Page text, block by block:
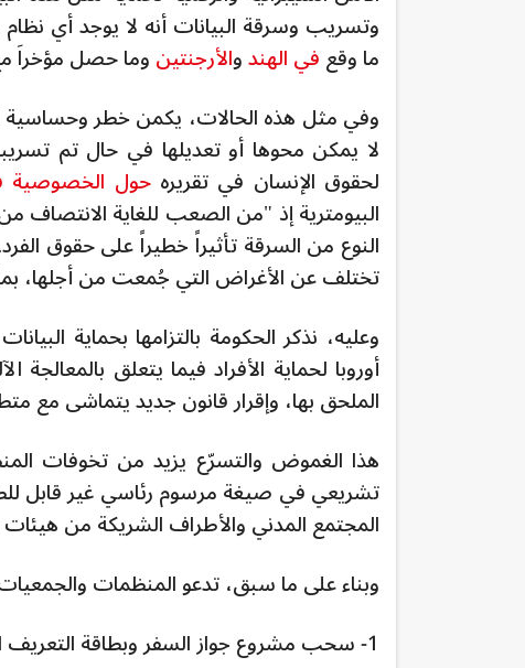
وتسريب وسرقة البيانات أنه لا يوجد أي نظام
ما وقعفي الهندوالأرجنتينوما حصل مؤخراَ
وفي مثل هذه الحالات، يكمن خطر وحساسية
لا يمكن محوها أو تعديلها في حال تم
لحقوق الإنسان في تقريرهحول الخصوصية في
البيومترية إذ "من الصعب للغاية الانتصاف
النوع من السرقة تأثيراً خطيراً على حقوق
تختلف عن الأغراض التي جُمعت من أجلها،
وعليه، نذكر الحكومة بالتزامها بحماية
أوروبا لحماية الأفراد فيما يتعلق بالمعالجة
الملحق بها، وإقرار قانون جديد يتماشى مع
هذا الغموض والتسرّع يزيد من تخوفات
تشريعي في صيغة مرسوم رئاسي غير قابل
المجتمع المدني والأطراف الشريكة من هيئات
وبناء على ما سبق، تدعو المنظمات والجمعيات
1- سحب مشروع جواز السفر وبطاقة التعريف البيومتريين وعدم اعتماده،